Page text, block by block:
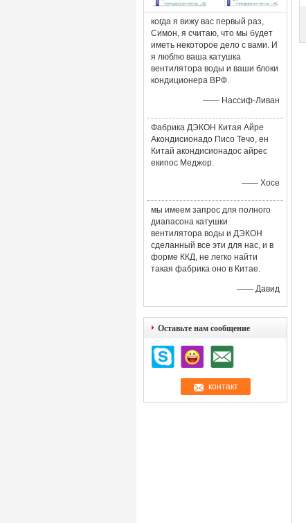
когда я вижу вас первый раз,
Симон, я считаю, что мы будет
иметь некоторое дело с вами. И
я люблю ваша катушка
вентилятора воды и ваши блоки
кондиционера ВРФ.
—— Нассиф-Ливан
Фабрика ДЭКОН Китая Айре
Акондисионадо Писо Течо, ен
Китай акондисионадос айрес
екипос Меджор.
—— Хосе
мы имеем запрос для полного
диапасона катушки
вентилятора воды и ДЭКОН
сделанный все эти для нас, и в
форме ККД, не легко найти
такая фабрика оно в Китае.
—— Давид
Оставьте нам сообщение